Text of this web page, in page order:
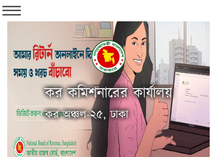
কর কমিশনারের কার্যালয়
কর অঞ্চল-২৫, ঢাকা